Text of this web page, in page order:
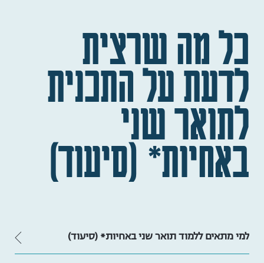
כל מה שרצית
לדעת על התכנית
לתואר שני
באחיות* (סיעוד)
למי מתאים ללמוד תואר שני באחיות* (סיעוד)